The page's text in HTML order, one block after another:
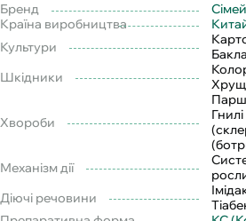
Бренд
Країна виробництва
Культури
Шкідники
Хвороби
Механізм дії
Діючі речовини